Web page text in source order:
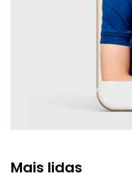
Mais lidas